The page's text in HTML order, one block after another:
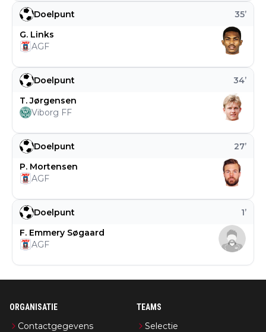
Doelpunt 1’
F. Emmery Søgaard
AGF
Doelpunt 27’
P. Mortensen
AGF
Doelpunt 34’
T. Jørgensen
Viborg FF
Doelpunt 35’
G. Links
AGF
ORGANISATIE
Contactgegevens
TEAMS
Selectie